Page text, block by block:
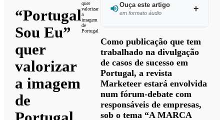
“Portugal
Sou Eu”
quer
valorizar
a imagem
de
Ouça este artigo
em formato áudio
Ouvir este
artigo
Como publicação que tem
trabalhado na divulgação
de casos de sucesso em
Portugal, a revista
Marketeer estará envolvida
num fórum-debate com
responsáveis de empresas,
sob o tema “A MARCA